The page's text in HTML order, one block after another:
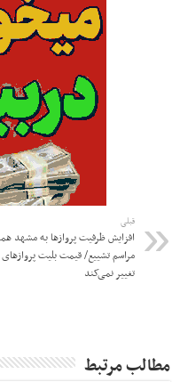
قبلی
افزایش ظرفیت پروازها به مشهد
مراسم تشییع/ قیمت بلیت
تغییر نمی‌کند
مطالب مرتبط